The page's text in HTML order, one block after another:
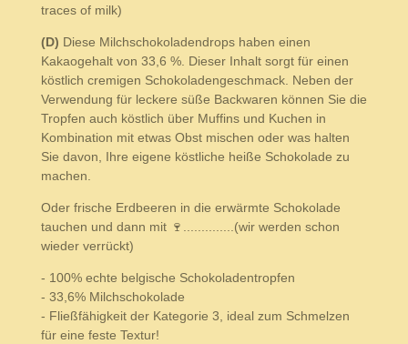
traces of milk)
(D) Diese Milchschokoladendrops haben einen
Kakaogehalt von 33,6 %. Dieser Inhalt sorgt für einen
köstlich cremigen Schokoladengeschmack. Neben der
Verwendung für leckere süße Backwaren können Sie die
Tropfen auch köstlich über Muffins und Kuchen in
Kombination mit etwas Obst mischen oder was halten
Sie davon, Ihre eigene köstliche heiße Schokolade zu
machen.
Oder frische Erdbeeren in die erwärmte Schokolade
tauchen und dann mit 🍷..............(wir werden schon
wieder verrückt)
- 100% echte belgische Schokoladentropfen
- 33,6% Milchschokolade
- Fließfähigkeit der Kategorie 3, ideal zum Schmelzen
für eine feste Textur!